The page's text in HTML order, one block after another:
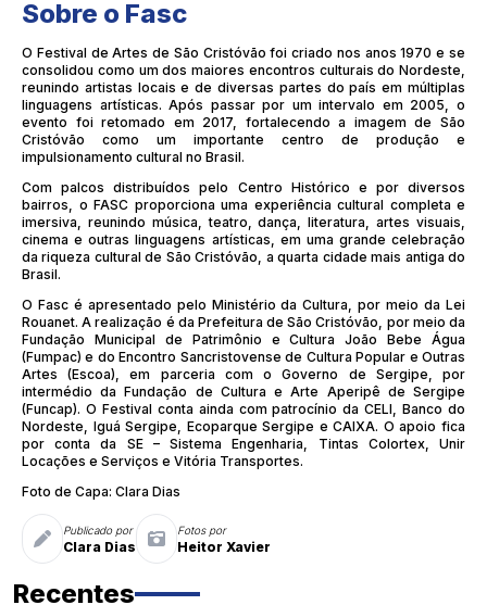
Sobre o Fasc
O Festival de Artes de São Cristóvão foi criado nos anos 1970 e se
consolidou como um dos maiores encontros culturais do Nordeste,
reunindo artistas locais e de diversas partes do país em múltiplas
linguagens artísticas. Após passar por um intervalo em 2005, o
evento foi retomado em 2017, fortalecendo a imagem de São
Cristóvão como um importante centro de produção e
impulsionamento cultural no Brasil.
Com palcos distribuídos pelo Centro Histórico e por diversos
bairros, o FASC proporciona uma experiência cultural completa e
imersiva, reunindo música, teatro, dança, literatura, artes visuais,
cinema e outras linguagens artísticas, em uma grande celebração
da riqueza cultural de São Cristóvão, a quarta cidade mais antiga do
Brasil.
O Fasc é apresentado pelo Ministério da Cultura, por meio da Lei
Rouanet. A realização é da Prefeitura de São Cristóvão, por meio da
Fundação Municipal de Patrimônio e Cultura João Bebe Água
(Fumpac) e do Encontro Sancristovense de Cultura Popular e Outras
Artes (Escoa), em parceria com o Governo de Sergipe, por
intermédio da Fundação de Cultura e Arte Aperipê de Sergipe
(Funcap). O Festival conta ainda com patrocínio da CELI, Banco do
Nordeste, Iguá Sergipe, Ecoparque Sergipe e CAIXA. O apoio fica
por conta da SE – Sistema Engenharia, Tintas Colortex, Unir
Locações e Serviços e Vitória Transportes.
Foto de Capa: Clara Dias
Publicado por
Clara Dias
Fotos por
Heitor Xavier
Recentes